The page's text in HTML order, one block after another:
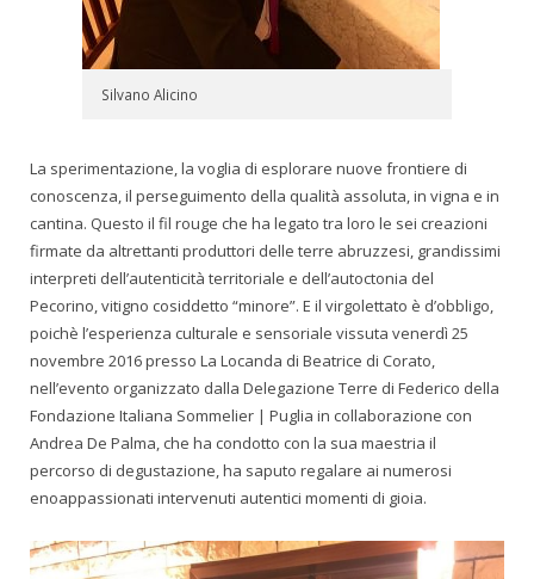
Silvano Alicino
La sperimentazione, la voglia di esplorare nuove frontiere di
conoscenza, il perseguimento della qualità assoluta, in vigna e in
cantina. Questo il fil rouge che ha legato tra loro le sei creazioni
firmate da altrettanti produttori delle terre abruzzesi, grandissimi
interpreti dell’autenticità territoriale e dell’autoctonia del
Pecorino, vitigno cosiddetto “minore”. E il virgolettato è d’obbligo,
poichè l’esperienza culturale e sensoriale vissuta venerdì 25
novembre 2016 presso La Locanda di Beatrice di Corato,
nell’evento organizzato dalla Delegazione Terre di Federico della
Fondazione Italiana Sommelier | Puglia in collaborazione con
Andrea De Palma, che ha condotto con la sua maestria il
percorso di degustazione, ha saputo regalare ai numerosi
enoappassionati intervenuti autentici momenti di gioia.